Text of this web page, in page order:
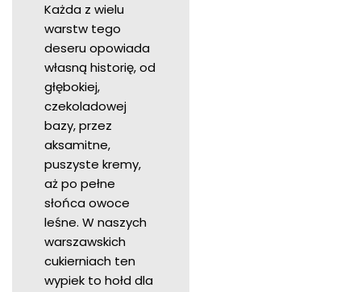
Każda z wielu
warstw tego
deseru opowiada
własną historię, od
głębokiej,
czekoladowej
bazy, przez
aksamitne,
puszyste kremy,
aż po pełne
słońca owoce
leśne. W naszych
warszawskich
cukierniach ten
wypiek to hołd dla